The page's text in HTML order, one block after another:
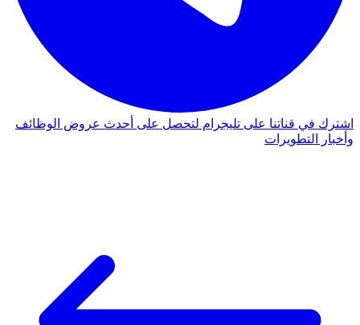
اشترك في قناتنا على تليجرام لتحصل على أحدث عروض الوظائف
وأخبار التطويرات